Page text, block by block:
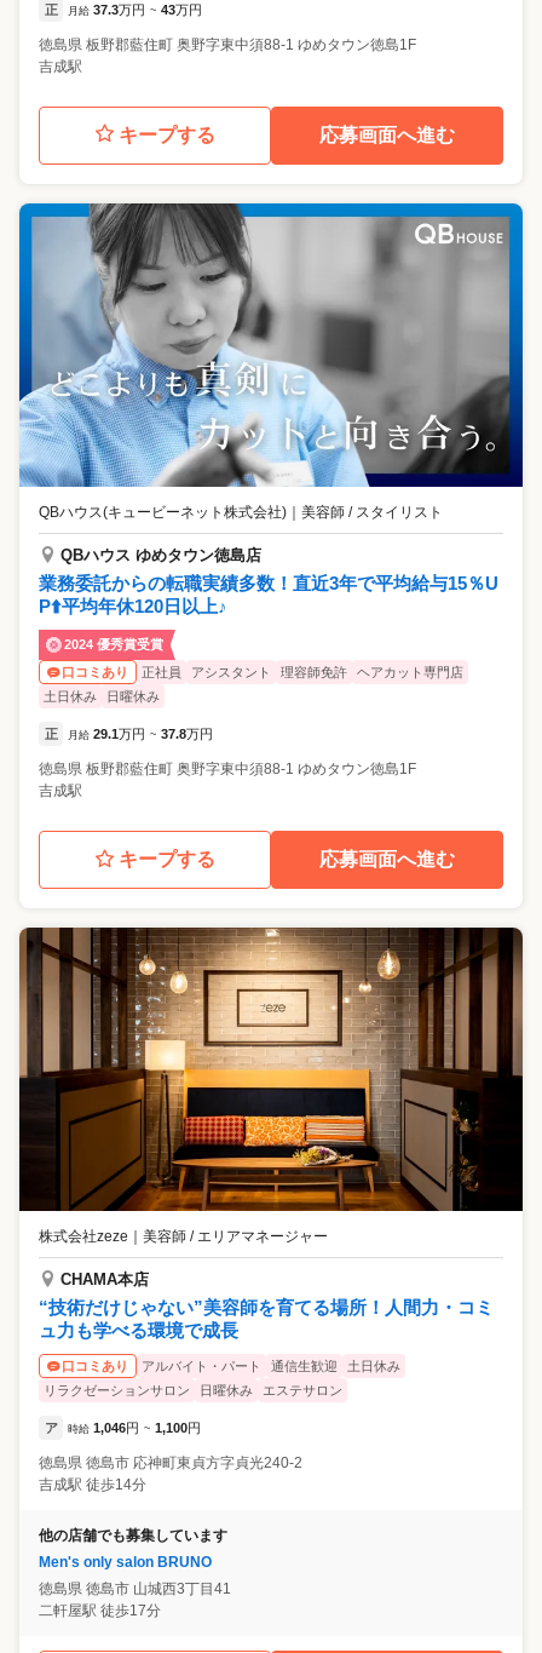
正 月給 37.3万円 ~ 43万円
徳島県 板野郡藍住町 奥野字東中須88-1 ゆめタウン徳島1F
吉成駅
キープする 応募画面へ進む
QBハウス(キュービーネット株式会社) 美容師 / スタイリスト
QBハウス ゆめタウン徳島店
業務委託からの転職実績多数！直近3年で平均給与15％U
P⬆️平均年休120日以上♪
2024 優秀賞受賞
口コミあり
正社員 アシスタント 理容師免許
ヘアカット専門店
土日休み
日曜休み
正 月給 29.1万円 ~ 37.8万円
徳島県 板野郡藍住町 奥野字東中須88-1 ゆめタウン徳島1F
吉成駅
キープする 応募画面へ進む
株式会社zeze 美容師 / エリアマネージャー
CHAMA本店
“技術だけじゃない”美容師を育てる場所！人間力・コミ
ュ力も学べる環境で成長
口コミあり アルバイト・パート 通信生歓迎
土日休み
リラクゼーションサロン
日曜休み エステサロン
ア 時給 1,046円 ~ 1,100円
徳島県 徳島市 応神町東貞方字貞光240-2
吉成駅 徒歩14分
他の店舗でも募集しています
Men's only salon BRUNO
徳島県 徳島市 山城西3丁目41
二軒屋駅 徒歩17分